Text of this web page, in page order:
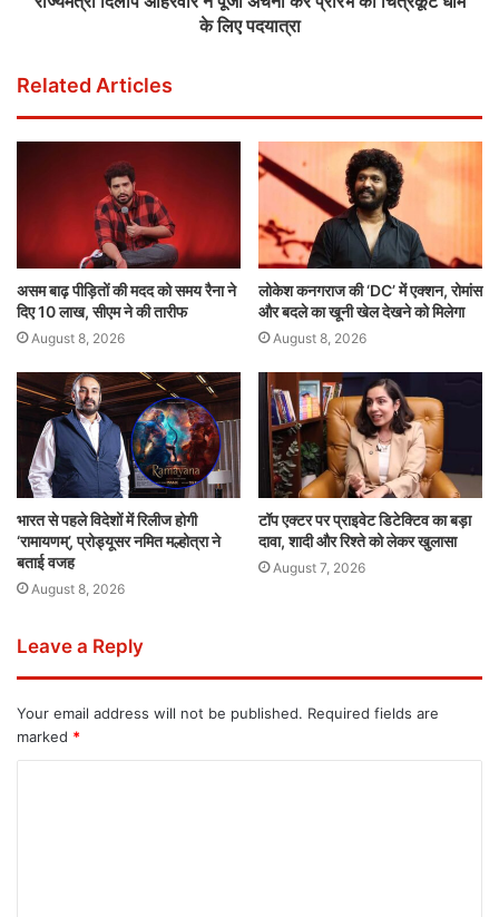
के लिए पदयात्रा
Related Articles
असम बाढ़ पीड़ितों की मदद को समय रैना ने
दिए 10 लाख, सीएम ने की तारीफ
August 8, 2026
लोकेश कनगराज की ‘DC’ में एक्शन, रोमांस
और बदले का खूनी खेल देखने को मिलेगा
August 8, 2026
भारत से पहले विदेशों में रिलीज होगी
‘रामायणम्’, प्रोड्यूसर नमित मल्होत्रा ने
बताई वजह
August 8, 2026
टॉप एक्टर पर प्राइवेट डिटेक्टिव का बड़ा
दावा, शादी और रिश्ते को लेकर खुलासा
August 7, 2026
Leave a Reply
Your email address will not be published. Required fields are
marked *